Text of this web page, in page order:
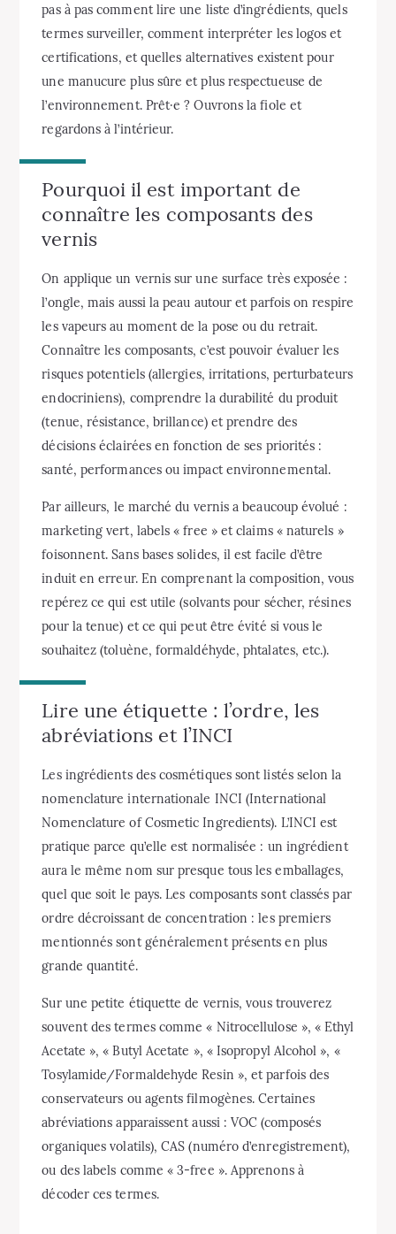
pas à pas comment lire une liste d’ingrédients, quels
termes surveiller, comment interpréter les logos et
certifications, et quelles alternatives existent pour
une manucure plus sûre et plus respectueuse de
l’environnement. Prêt·e ? Ouvrons la fiole et
regardons à l’intérieur.
Pourquoi il est important de
connaître les composants des
vernis
On applique un vernis sur une surface très exposée :
l’ongle, mais aussi la peau autour et parfois on respire
les vapeurs au moment de la pose ou du retrait.
Connaître les composants, c’est pouvoir évaluer les
risques potentiels (allergies, irritations, perturbateurs
endocriniens), comprendre la durabilité du produit
(tenue, résistance, brillance) et prendre des
décisions éclairées en fonction de ses priorités :
santé, performances ou impact environnemental.
Par ailleurs, le marché du vernis a beaucoup évolué :
marketing vert, labels « free » et claims « naturels »
foisonnent. Sans bases solides, il est facile d’être
induit en erreur. En comprenant la composition, vous
repérez ce qui est utile (solvants pour sécher, résines
pour la tenue) et ce qui peut être évité si vous le
souhaitez (toluène, formaldéhyde, phtalates, etc.).
Lire une étiquette : l’ordre, les
abréviations et l’INCI
Les ingrédients des cosmétiques sont listés selon la
nomenclature internationale INCI (International
Nomenclature of Cosmetic Ingredients). L’INCI est
pratique parce qu’elle est normalisée : un ingrédient
aura le même nom sur presque tous les emballages,
quel que soit le pays. Les composants sont classés par
ordre décroissant de concentration : les premiers
mentionnés sont généralement présents en plus
grande quantité.
Sur une petite étiquette de vernis, vous trouverez
souvent des termes comme « Nitrocellulose », « Ethyl
Acetate », « Butyl Acetate », « Isopropyl Alcohol », «
Tosylamide/Formaldehyde Resin », et parfois des
conservateurs ou agents filmogènes. Certaines
abréviations apparaissent aussi : VOC (composés
organiques volatils), CAS (numéro d’enregistrement),
ou des labels comme « 3-free ». Apprenons à
décoder ces termes.